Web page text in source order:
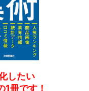
したい
1冊です！